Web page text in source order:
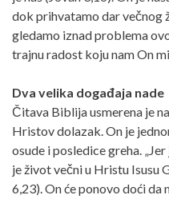
dok prihvatamo dar večnog
gledamo iznad problema
trajnu radost koju nam On
Dva velika događaja nade
Čitava Biblija usmerena je
Hristov dolazak. On je
osude i posledice greha.
je život večni u Hristu Isusu
6,23). On će ponovo doći da